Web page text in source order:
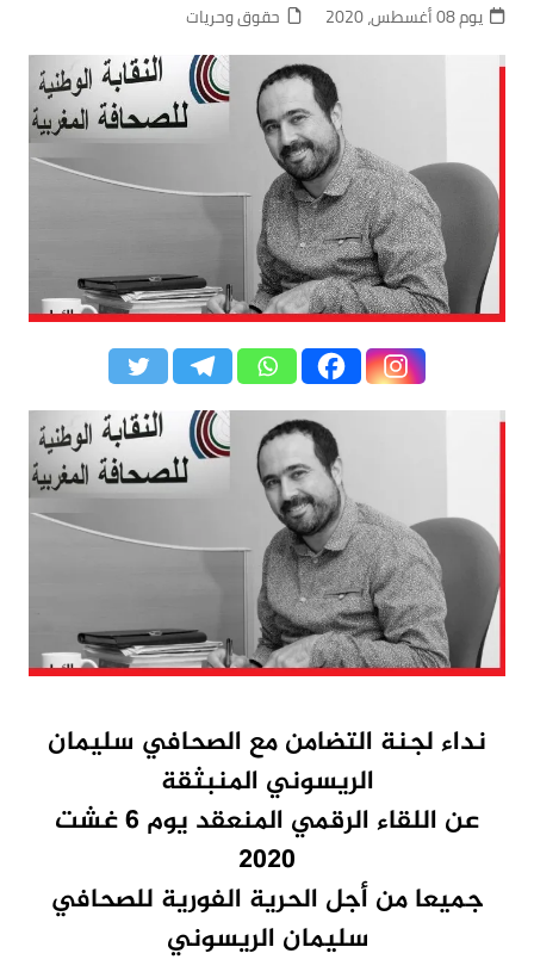
يوم 08 أغسطس، 2020 حقوق وحريات
نداء لجنة التضامن مع الصحافي سليمان
الريسوني المنبثقة
عن اللقاء الرقمي المنعقد يوم 6 غشت
2020
جميعا من أجل الحرية الفورية للصحافي
سليمان الريسوني